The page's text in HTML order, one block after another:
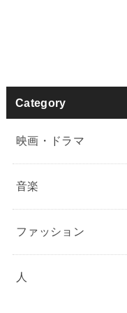
Category
映画・ドラマ
音楽
ファッション
人